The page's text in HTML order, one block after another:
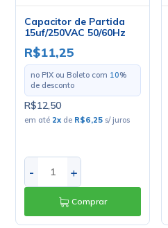
Capacitor de Partida
15uf/250VAC 50/60Hz
R$11,25
no PIX ou Boleto com 10%
de desconto
R$12,50
em até 2x de R$6,25 s/ juros
- +
Comprar